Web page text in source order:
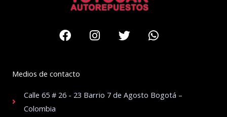
FacebookInstagram
TwitterWhatsapp
Medios de contacto
Calle 65 # 26 - 23 Barrio 7 de Agosto Bogotá –
Colombia